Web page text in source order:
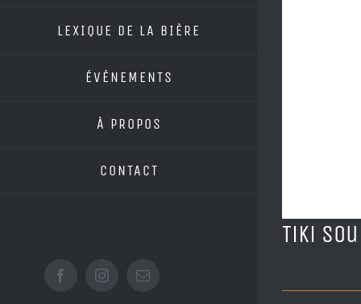
LEXIQUE DE LA BIÈRE
ÉVÉNEMENTS
À PROPOS
CONTACT
FacebookInstagramEmail
Tiki